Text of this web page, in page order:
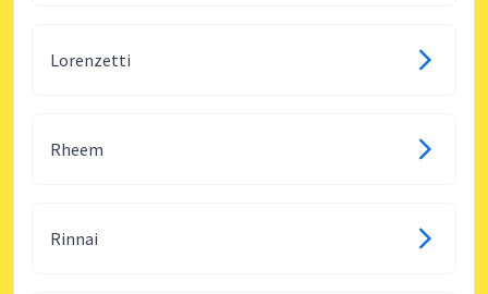
Lorenzetti
Rheem
Rinnai